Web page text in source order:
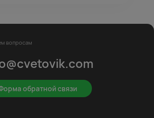
вопросам
обратной связи